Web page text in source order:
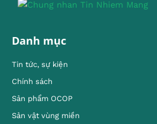
Danh mục
Tin tức, sự kiện
Chính sách
Sản phẩm OCOP
Sản vật vùng miền